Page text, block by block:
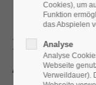
Register|Lost
Support
Lorem ipsum
Datenschutz
Allgemeine
Cookies), um
Funktion
das Abspielen
Analyse
Analyse
Webseite
Verweildauer).